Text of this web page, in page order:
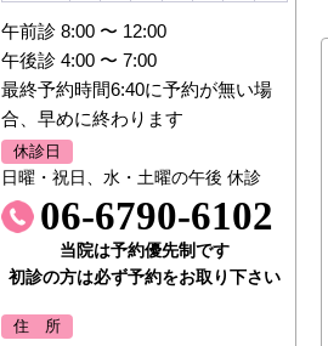
午前診 8:00 〜 12:00
午後診 4:00 〜 7:00
最終予約時間6:40に予約が無い場
合、早めに終わります
休診日
日曜・祝日、水・土曜の午後 休診
06-6790-6102
当院は予約優先制です
初診の方は必ず予約をお取り下さい
住 所